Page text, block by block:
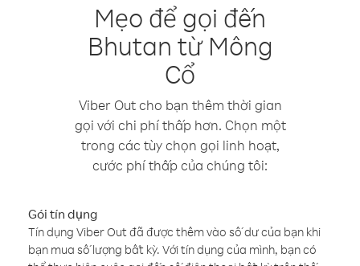
Mẹo để gọi đến
Bhutan từ Mông
Cổ
Viber Out cho bạn thêm thời gian
gọi với chi phí thấp hơn. Chọn một
trong các tùy chọn gọi linh hoạt,
cước phí thấp của chúng tôi:
Gói tín dụng
Tín dụng Viber Out đã được thêm vào số dư của bạn khi
bạn mua số lượng bất kỳ. Với tín dụng của mình, bạn có